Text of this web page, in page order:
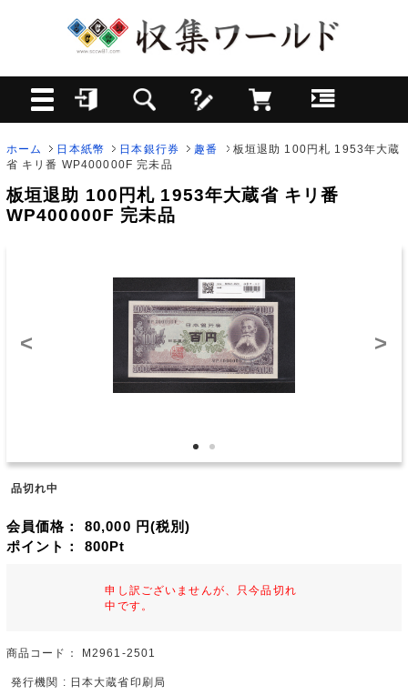
ホーム 日本紙幣 日本銀行券 趣番
板垣退助 100円札 1953年大蔵
省 キリ番 WP400000F 完未品
板垣退助 100円札 1953年大蔵省 キリ番
WP400000F 完未品
< >
品切れ中
会員価格： 80,000 円(税別)
ポイント： 800Pt
申し訳ございませんが、只今品切れ
中です。
商品コード： M2961-2501
発行機関 : 日本大蔵省印刷局